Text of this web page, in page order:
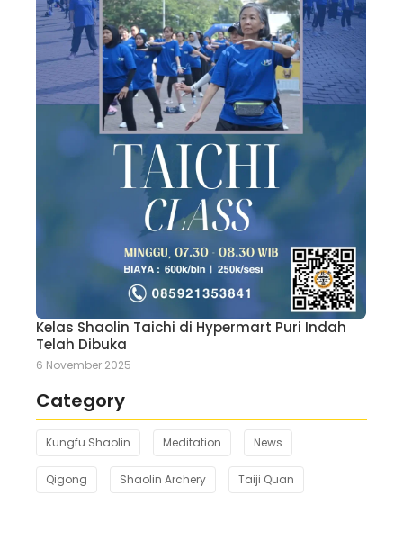
Kelas Shaolin Taichi di Hypermart Puri Indah
Telah Dibuka
6 November 2025
Category
Kungfu Shaolin Meditation News
Qigong Shaolin Archery Taiji Quan